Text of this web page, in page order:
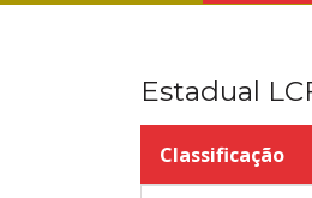
Estadual
Classificação